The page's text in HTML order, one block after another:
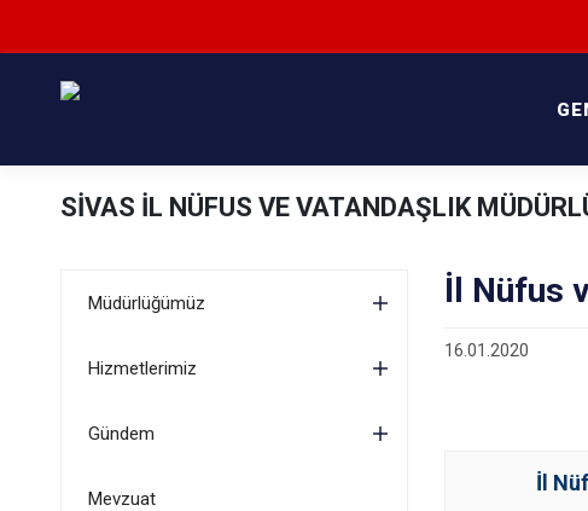
SİVAS İL NÜFUS VE VATANDAŞLIK
Müdürlüğümüz
Hizmetlerimiz
Gündem
Mevzuat
İl Nüfus
16.01.2020
İl